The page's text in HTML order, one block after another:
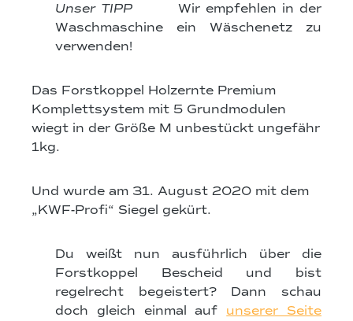
Unser TIPP
Wir empfehlen in der
Waschmaschine ein Wäschenetz zu
verwenden!
Das Forstkoppel Holzernte Premium
Komplettsystem mit 5 Grundmodulen
wiegt in der Größe M unbestückt ungefähr
1kg.
Und wurde am 31. August 2020 mit dem
„KWF-Profi“ Siegel gekürt.
Du weißt nun ausführlich über die
Forstkoppel Bescheid und bist
regelrecht begeistert? Dann schau
doch gleich einmal auf unserer Seite